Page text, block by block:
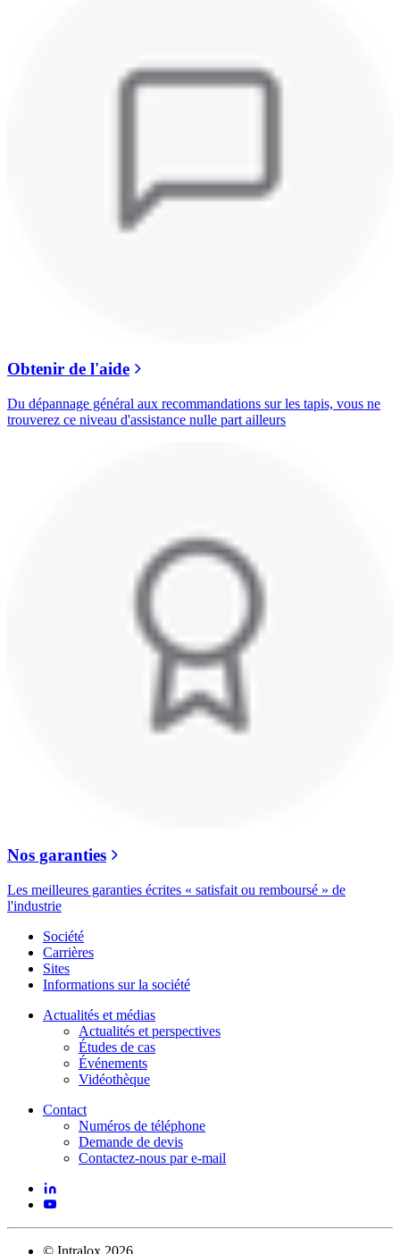
Obtenir de l'aide
Du dépannage général aux recommandations sur les tapis, vous ne
trouverez ce niveau d'assistance nulle part ailleurs
Nos garanties
Les meilleures garanties écrites « satisfait ou remboursé » de
l'industrie
Société
Carrières
Sites
Informations sur la société
Actualités et médias
Actualités et perspectives
Études de cas
Événements
Vidéothèque
Contact
Numéros de téléphone
Demande de devis
Contactez-nous par e-mail
© Intralox 2026